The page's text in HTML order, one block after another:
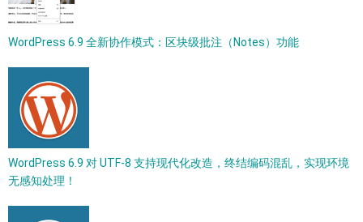
WordPress 6.9 全新协作模式：区块级批注（Notes）功能
WordPress 6.9 对 UTF-8 支持现代化改造，终结编码混乱，实现环境
无感知处理！